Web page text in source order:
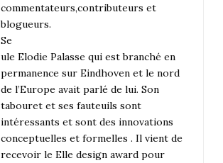
commentateurs,contributeurs et
blogueurs.
Se
ule Elodie Palasse qui est branché en
permanence sur Eindhoven et le nord
de l’Europe avait parlé de lui. Son
tabouret et ses fauteuils sont
intéressants et sont des innovations
conceptuelles et formelles . Il vient de
recevoir le Elle design award pour